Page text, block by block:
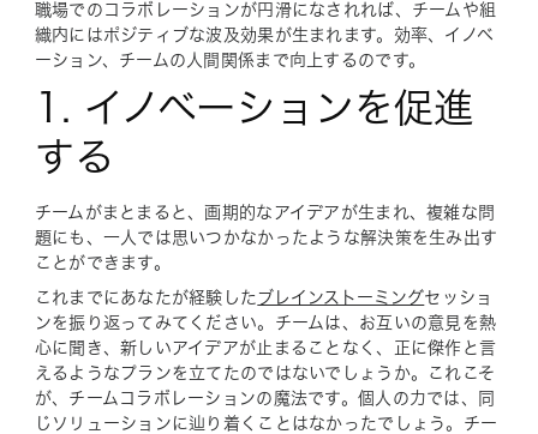
職場でのコラボレーションが円滑になされれば、チームや組
織内にはポジティブな波及効果が生まれます。効率、イノベ
ーション、チームの人間関係まで向上するのです。
1. イノベーションを促進
する
チームがまとまると、画期的なアイデアが生まれ、複雑な問
題にも、一人では思いつかなかったような解決策を生み出す
ことができます。
これまでにあなたが経験したブレインストーミングセッショ
ンを振り返ってみてください。チームは、お互いの意見を熱
心に聞き、新しいアイデアが止まることなく、正に傑作と言
えるようなプランを立てたのではないでしょうか。これこそ
が、チームコラボレーションの魔法です。個人の力では、同
じソリューションに辿り着くことはなかったでしょう。チー